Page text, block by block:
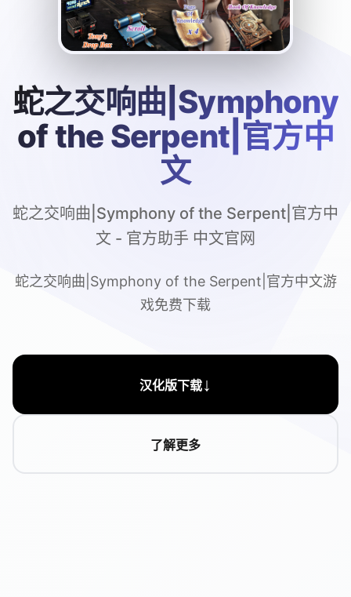
蛇之交响曲|Symphony
of the Serpent|官方中
文
蛇之交响曲|Symphony of the Serpent|官方中
文 - 官方助手 中文官网
蛇之交响曲|Symphony of the Serpent|官方中文游
戏免费下载
汉化版下载↓
了解更多